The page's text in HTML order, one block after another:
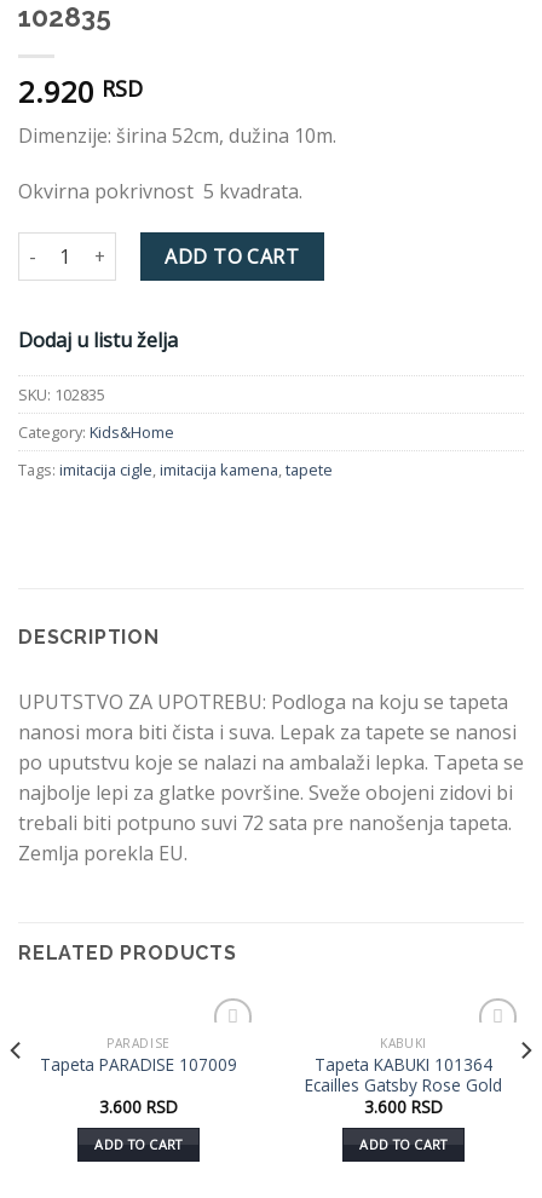
102835
2.920 RSD
Dimenzije: širina 52cm, dužina 10m.
Okvirna pokrivnost 5 kvadrata.
Tapeta INDIVIDUAL KIDS&HOME 102835 quantity
ADD TO CART
Dodaj u listu želja
SKU: 102835
Category: Kids&Home
Tags: imitacija cigle,imitacija kamena,tapete
DESCRIPTION
UPUTSTVO ZA UPOTREBU: Podloga na koju se tapeta
nanosi mora biti čista i suva. Lepak za tapete se nanosi
po uputstvu koje se nalazi na ambalaži lepka. Tapeta se
najbolje lepi za glatke površine. Sveže obojeni zidovi bi
trebali biti potpuno suvi 72 sata pre nanošenja tapeta.
Zemlja porekla EU.
RELATED PRODUCTS
u listu
PARADISE
Tapeta PARADISE 107009
3.600 RSD
ADD TO CART
u listu
želja
KABUKI
Tapeta KABUKI 101364
Ecailles Gatsby Rose Gold
3.600 RSD
ADD TO CART